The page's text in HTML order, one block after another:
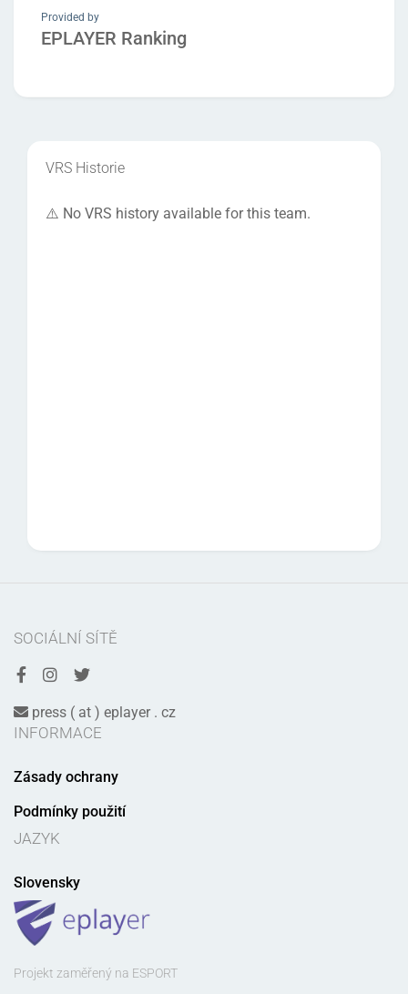
Provided by
EPLAYER Ranking
VRS Historie
⚠️ No VRS history available for this team.
SOCIÁLNÍ SÍTĚ
press ( at ) eplayer . cz
INFORMACE
Zásady ochrany
Podmínky použití
JAZYK
Slovensky
Projekt zaměřený na ESPORT